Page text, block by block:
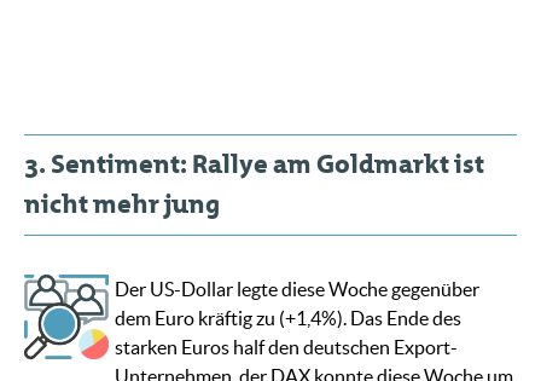
3. Sentiment: Rallye am Goldmarkt ist
nicht mehr jung
Der US-Dollar legte diese Woche gegenüber
dem Euro kräftig zu (+1,4%). Das Ende des
starken Euros half den deutschen Export-
Unternehmen, der DAX konnte diese Woche um